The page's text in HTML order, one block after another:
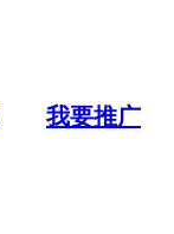
我要推广